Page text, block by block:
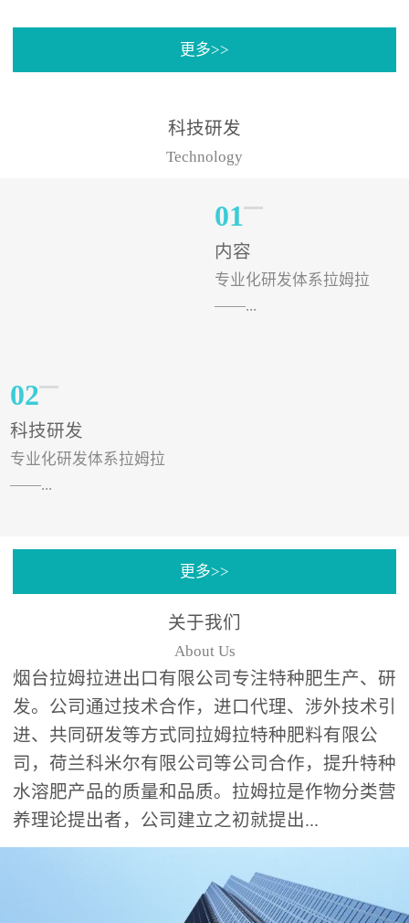
帮助作物增产增收，更要
实力。今天要讲的水溶肥
许多板栗种植户都获得了
有位王大姐今年使用一款
非常火爆...
更多>>
科技研发
Technology
01
内容
专业化研发体系拉姆拉
——...
02
科技研发
专业化研发体系拉姆拉
——...
分中心”的科研开发系统，
更多>>
关于我们
About Us
烟台拉姆拉进出口有限公司专注特种肥生产、研
发。公司通过技术合作，进口代理、涉外技术引
进、共同研发等方式同拉姆拉特种肥料有限公
司，荷兰科米尔有限公司等公司合作，提升特种
水溶肥产品的质量和品质。拉姆拉是作物分类营
养理论提出者，公司建立之初就提出...